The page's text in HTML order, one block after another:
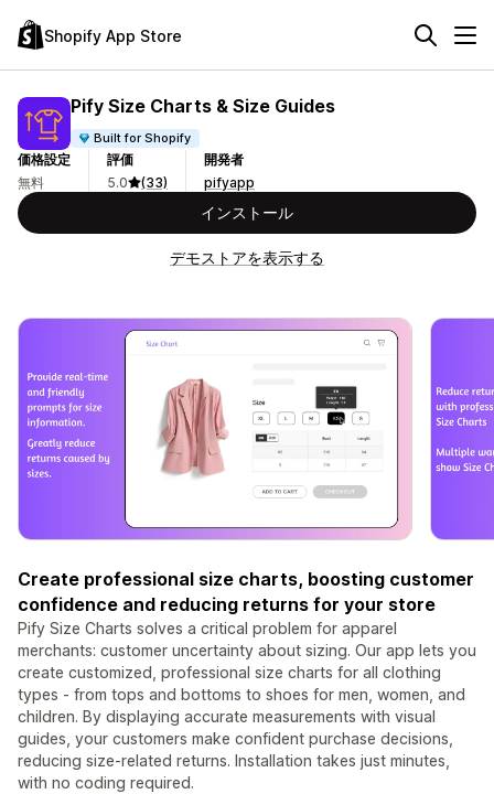
Shopify App Store
Pify Size Charts & Size Guides
Built for Shopify
価格設定
無料
評価
5.0
(33)
開発者
pifyapp
インストール
デモストアを表示する
Create professional size charts, boosting customer
confidence and reducing returns for your store
Pify Size Charts solves a critical problem for apparel
merchants: customer uncertainty about sizing. Our app lets you
create customized, professional size charts for all clothing
types - from tops and bottoms to shoes for men, women, and
children. By displaying accurate measurements with visual
guides, your customers make confident purchase decisions,
reducing size-related returns. Installation takes just minutes,
with no coding required.